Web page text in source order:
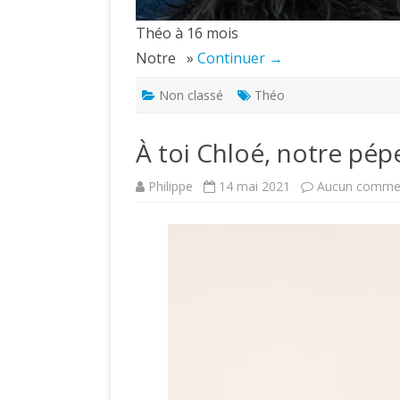
Théo à 16 mois
Notre » Continuer →
Non classé Théo
À toi Chloé, notre
Philippe 14 mai 2021 Aucun